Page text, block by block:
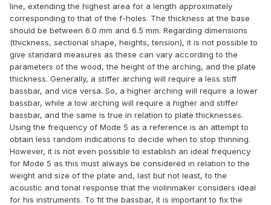
line, extending the highest area for a length approximately
corresponding to that of the f-holes. The thickness at the base
should be between 6.0 mm and 6.5 mm. Regarding dimensions
(thickness, sectional shape, heights, tension), it is not possible to
give standard measures as these can vary according to the
parameters of the wood, the height of the arching, and the plate
thickness. Generally, a stiffer arching will require a less stiff
bassbar, and vice versa. So, a higher arching will require a lower
bassbar, while a low arching will require a higher and stiffer
bassbar, and the same is true in relation to plate thicknesses.
Using the frequency of Mode 5 as a reference is an attempt to
obtain less random indications to decide when to stop thinning.
However, it is not even possible to establish an ideal frequency
for Mode 5 as this must always be considered in relation to the
weight and size of the plate and, last but not least, to the
acoustic and tonal response that the violinmaker considers ideal
for his instruments. To fit the bassbar, it is important to fix the